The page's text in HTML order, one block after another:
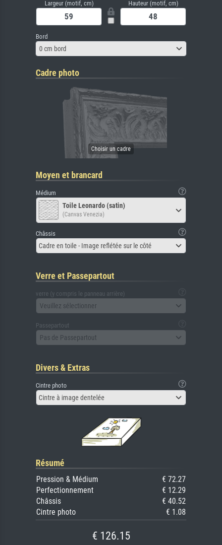
Largeur (motif, cm) Hauteur (motif, cm)
Bord
0 cm bord
Cadre photo
Moyen et brancard
Médium
Toile Leonardo (satin)
(Canvas Venezia)
Châssis
Cadre en toile - Image reflétée sur le côté
Verre et Passepartout
verre (y compris le panneau arrière)
Veuillez sélectionner
Passepartout
Pas de Passepartout
Divers & Extras
Cintre photo
Cintre à image dentelée
Résumé
Pression & Médium
€ 72.27
Perfectionnement
€ 12.29
Châssis
€ 40.52
Cintre photo
€ 1.08
€ 126.15